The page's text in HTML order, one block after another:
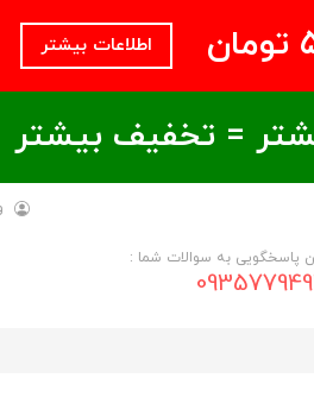
اطلاعات بیشتر
پاسخگویی به سوالات شما :